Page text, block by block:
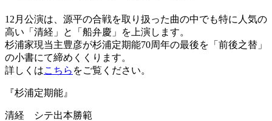
12月公演は、源平の合戦を取り扱った曲の中でも特に人気の
高い「清経」と「船弁慶」を上演します。
杉浦家現当主豊彦が杉浦定期能70周年の最後を「前後之替」
の小書にて締めくくります。
詳しくはこちら をご覧ください。
『杉浦定期能』
清経 シテ出本勝範